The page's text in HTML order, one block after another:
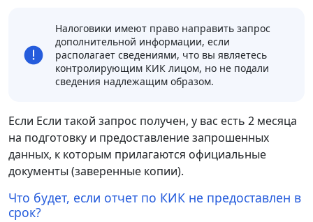
Налоговики имеют право направить запрос
дополнительной информации, если
располагает сведениями, что вы являетесь
контролирующим КИК лицом, но не подали
сведения надлежащим образом.
Если Если такой запрос получен, у вас есть 2 месяца
на подготовку и предоставление запрошенных
данных, к которым прилагаются официальные
документы (заверенные копии).
Что будет, если отчет по КИК не предоставлен в
срок?